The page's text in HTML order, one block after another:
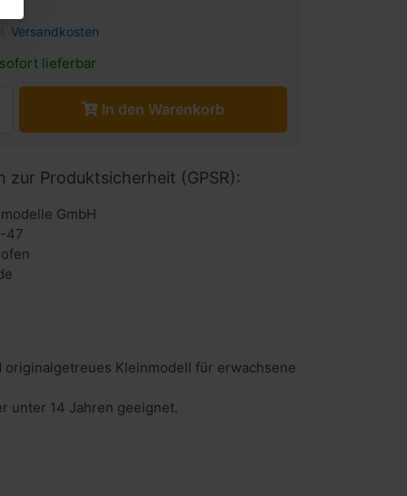
Versandkosten
sofort lieferbar
In den Warenkorb
zur Produktsicherheit (GPSR):
GmbH
47
originalgetreues Kleinmodell für erwachsene
unter 14 Jahren geeignet.